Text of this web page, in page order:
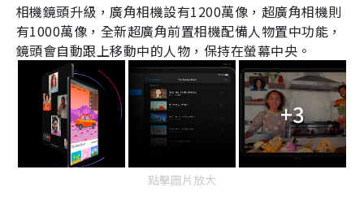
相機鏡頭升級，廣角相機設有1200萬像，超廣角相機則
有1000萬像，全新超廣角前置相機配備人物置中功能，
鏡頭會自動跟上移動中的人物，保持在螢幕中央。
+3
點擊圖片放大